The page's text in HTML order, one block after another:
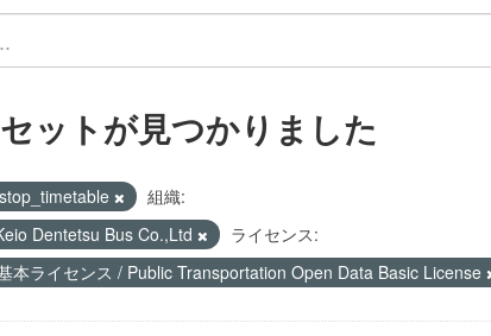
ットが見つかりました
組織:
Dentetsu Bus Co.,Ltd
ライセンス:
本ライセンス / Public Transportation Open Data Basic License